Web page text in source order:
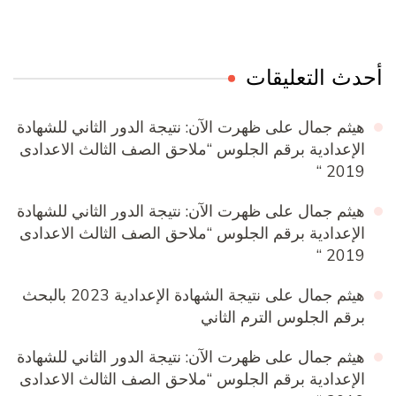
أحدث التعليقات
هيثم جمال على ظهرت الآن: نتيجة الدور الثاني للشهادة
الإعدادية برقم الجلوس “ملاحق الصف الثالث الاعدادى
2019 “
هيثم جمال على ظهرت الآن: نتيجة الدور الثاني للشهادة
الإعدادية برقم الجلوس “ملاحق الصف الثالث الاعدادى
2019 “
هيثم جمال على
نتيجة الشهادة الإعدادية 2023 بالبحث
برقم الجلوس الترم الثاني
هيثم جمال على ظهرت الآن: نتيجة الدور الثاني للشهادة
الإعدادية برقم الجلوس “ملاحق الصف الثالث الاعدادى